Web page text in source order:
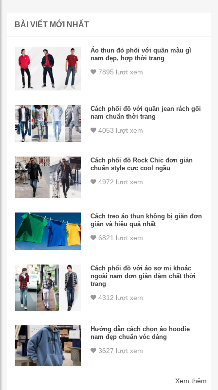
BÀI VIẾT MỚI NHẤT
Áo thun đỏ phối với quần màu gì
nam đẹp, hợp thời trang
7895 lượt xem
Cách phối đồ với quần jean rách gối
nam chuẩn thời trang
4053 lượt xem
Cách phối đồ Rock Chic đơn giản
chuẩn style cực cool ngầu
4972 lượt xem
Cách treo áo thun không bị giãn đơn
giản và hiệu quả nhất
6821 lượt xem
Cách phối đồ với áo sơ mi khoác
ngoài nam đơn giản đậm chất thời
trang
4312 lượt xem
Hướng dẫn cách chọn áo hoodie
nam đẹp chuẩn vóc dáng
3627 lượt xem
Xem thêm